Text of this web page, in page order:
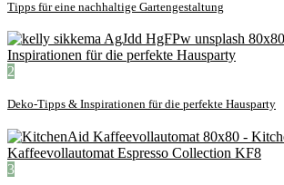
Tipps für eine nachhaltige Gartengestaltung
2
Deko-Tipps & Inspirationen für die perfekte Hausparty
3